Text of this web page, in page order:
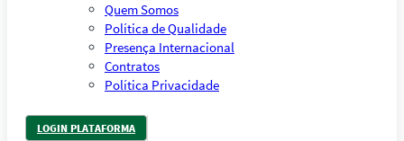
Quem Somos
Política de Qualidade
Presença Internacional
Contratos
Política Privacidade
LOGIN PLATAFORMA